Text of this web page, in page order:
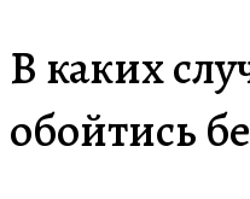
В каких
обойтись